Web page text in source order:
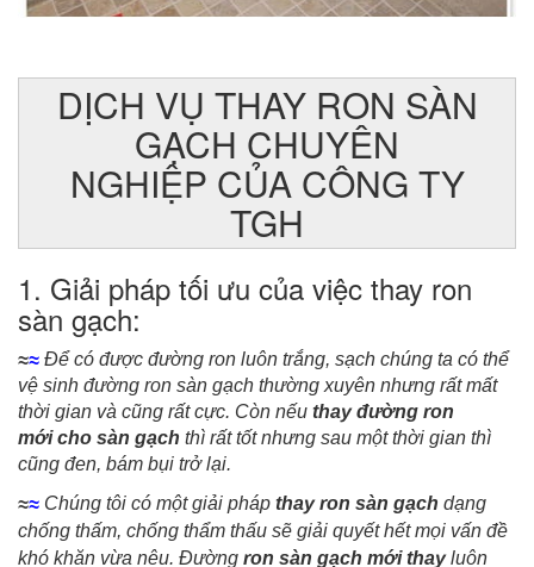
DỊCH VỤ THAY RON SÀN
GẠCH CHUYÊN
NGHIỆP CỦA CÔNG TY
TGH
1. Giải pháp tối ưu của việc thay ron
sàn gạch:
≈≈ Để có được đường ron luôn trắng, sạch chúng ta có thể
vệ sinh đường ron sàn gạch thường xuyên nhưng rất mất
thời gian và cũng rất cực. Còn nếu thay đường ron
mới cho sàn gạch thì rất tốt nhưng sau một thời gian thì
cũng đen, bám bụi trở lại.
≈≈ Chúng tôi có một giải pháp thay ron sàn gạch dạng
chống thấm, chống thẩm thấu sẽ giải quyết hết mọi vấn đề
khó khăn vừa nêu. Đường ron sàn gạch mới thayluôn